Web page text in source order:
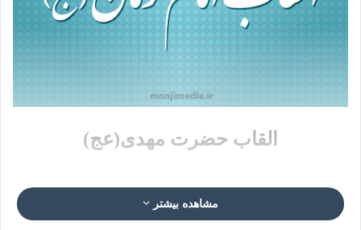
القاب حضرت مهدی(عج)
مشاهده بیشتر